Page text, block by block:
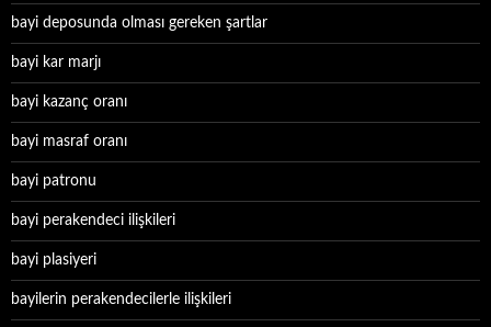
bayi deposunda olması gereken şartlar
bayi kar marjı
bayi kazanç oranı
bayi masraf oranı
bayi patronu
bayi perakendeci ilişkileri
bayi plasiyeri
bayilerin perakendecilerle ilişkileri